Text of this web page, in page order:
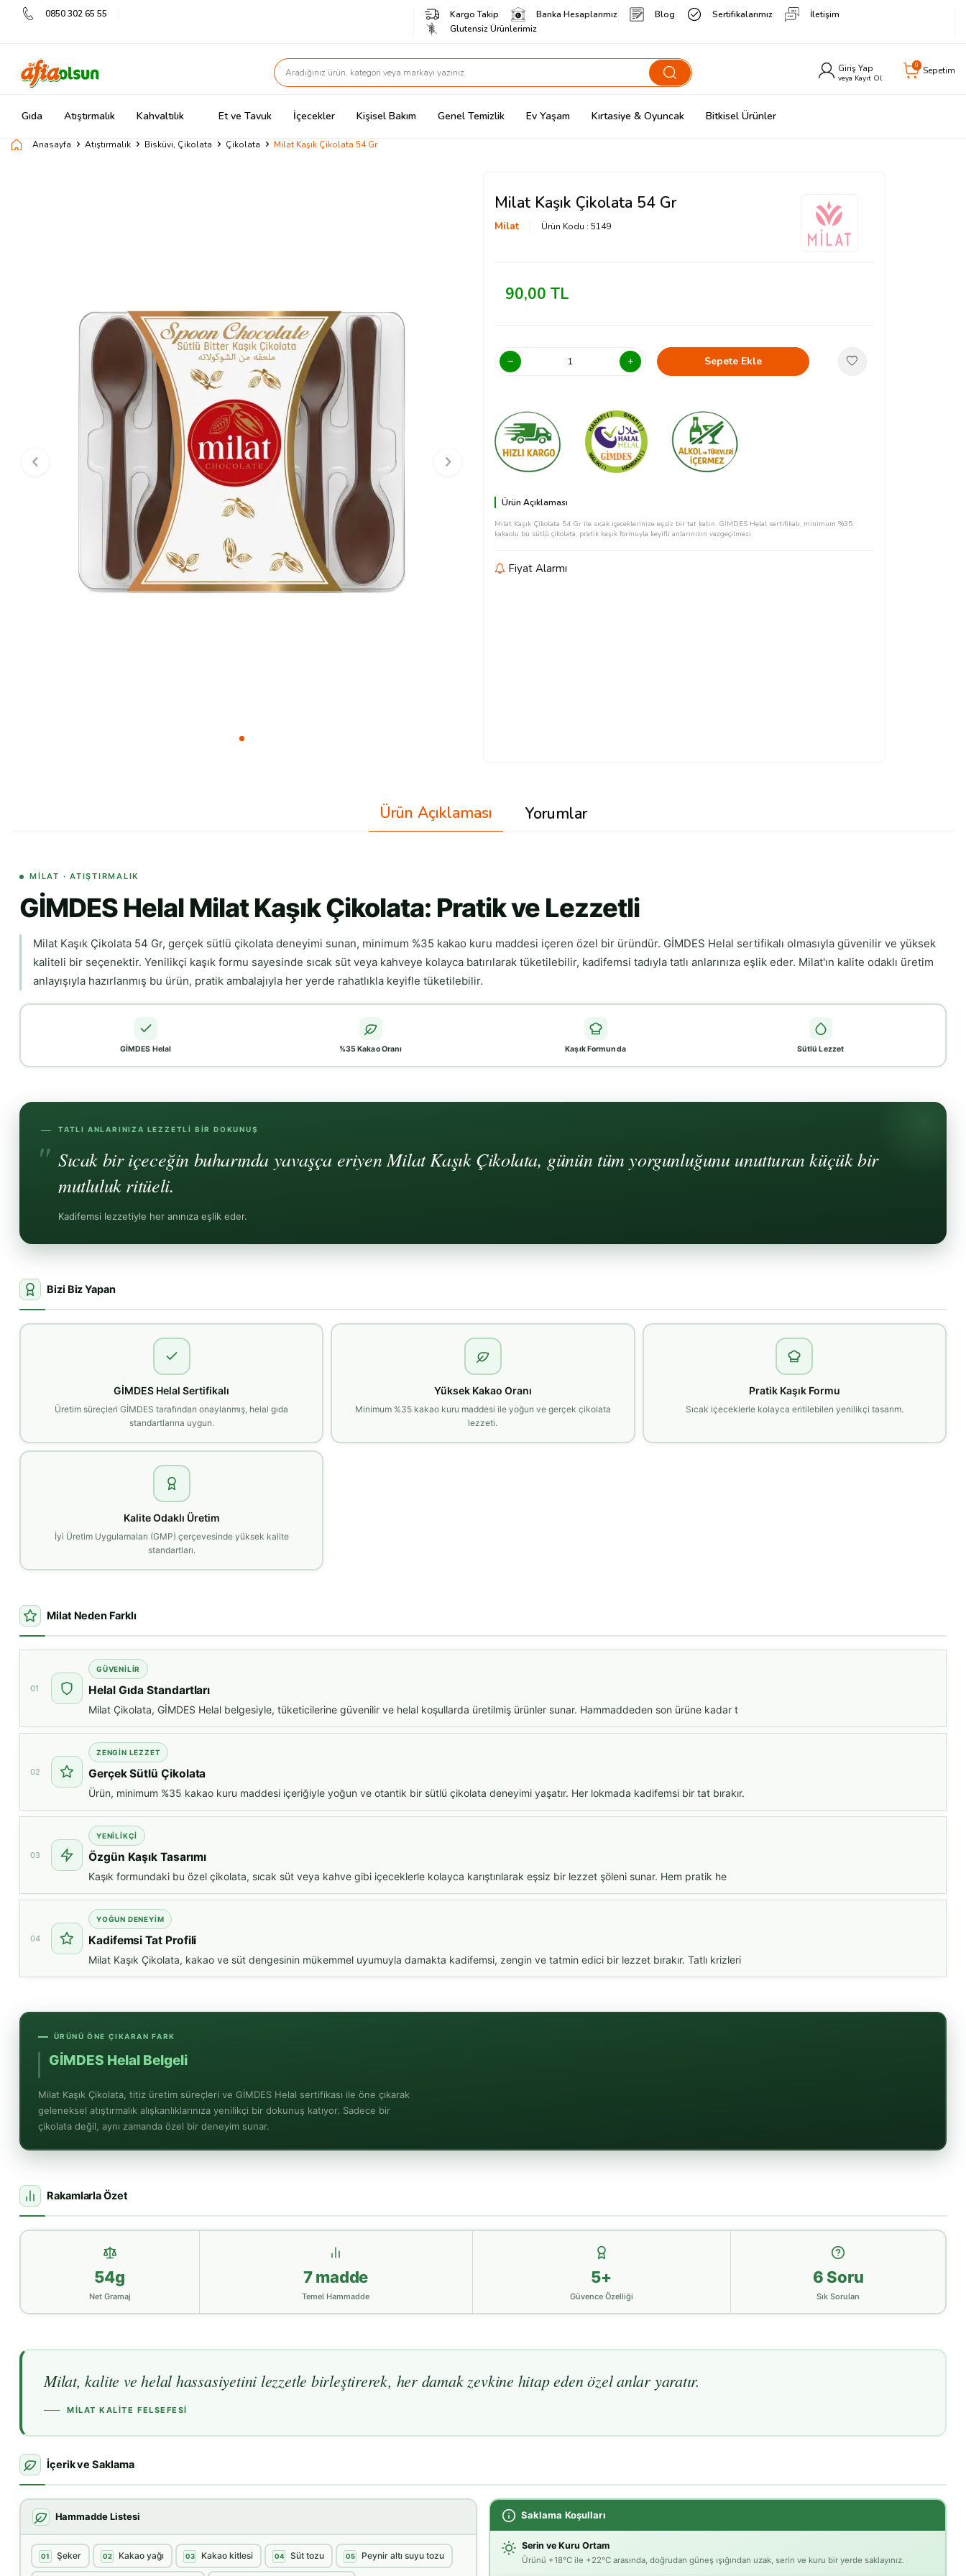
0850 302 65 55 Kargo Takip Banka Hesaplarımız Blog Sertifikalarımız
İletişim
Glutensiz Ürünlerimiz
Giriş Yap
veya Kayıt Ol
0 Sepetim
Gıda Atıştırmalık Kahvaltılık Et ve Tavuk İçecekler Kişisel Bakım Genel Temizlik Ev Yaşam Kırtasiye & Oyuncak Bitkisel Ürünler
Anasayfa Atıştırmalık Bisküvi, Çikolata Çikolata Milat Kaşık Çikolata 54 Gr
Milat Kaşık Çikolata 54 Gr
Milat Ürün Kodu : 5149
90,00 TL
Sepete Ekle
Ürün Açıklaması
Milat Kaşık Çikolata 54 Gr ile sıcak içeceklerinize eşsiz bir tat katın. GİMDES Helal sertifikalı, minimum %35
kakaolu bu sütlü çikolata, pratik kaşık formuyla keyifli anlarınızın vazgeçilmezi.
Fiyat Alarmı
Ürün Açıklaması Yorumlar
MILAT · ATIŞTIRMALIK
GİMDES Helal Milat Kaşık Çikolata: Pratik ve Lezzetli
Milat Kaşık Çikolata 54 Gr, gerçek sütlü çikolata deneyimi sunan, minimum %35 kakao kuru maddesi içeren özel bir üründür. GİMDES Helal sertifikalı olmasıyla güvenilir ve yüksek
kaliteli bir seçenektir. Yenilikçi kaşık formu sayesinde sıcak süt veya kahveye kolayca batırılarak tüketilebilir, kadifemsi tadıyla tatlı anlarınıza eşlik eder. Milat'ın kalite odaklı üretim
anlayışıyla hazırlanmış bu ürün, pratik ambalajıyla her yerde rahatlıkla keyifle tüketilebilir.
GİMDES Helal %35 Kakao Oranı Kaşık Formunda Sütlü Lezzet
TATLI ANLARINIZA LEZZETLI BIR DOKUNUŞ
Sıcak bir içeceğin buharında yavaşça eriyen Milat Kaşık Çikolata, günün tüm yorgunluğunu unutturan küçük bir
mutluluk ritüeli.
Kadifemsi lezzetiyle her anınıza eşlik eder.
Bizi Biz Yapan
GİMDES Helal Sertifikalı
Üretim süreçleri GİMDES tarafından onaylanmış, helal gıda
standartlarına uygun.
Yüksek Kakao Oranı
Minimum %35 kakao kuru maddesi ile yoğun ve gerçek çikolata
lezzeti.
Pratik Kaşık Formu
Sıcak içeceklerle kolayca eritilebilen yenilikçi tasarım.
Kalite Odaklı Üretim
İyi Üretim Uygulamaları (GMP) çerçevesinde yüksek kalite
standartları.
Milat Neden Farklı
01
GÜVENILIR
Helal Gıda Standartları
Milat Çikolata, GİMDES Helal belgesiyle, tüketicilerine güvenilir ve helal koşullarda üretilmiş ürünler sunar. Hammaddeden son ürüne kadar t
02
ZENGIN LEZZET
Gerçek Sütlü Çikolata
Ürün, minimum %35 kakao kuru maddesi içeriğiyle yoğun ve otantik bir sütlü çikolata deneyimi yaşatır. Her lokmada kadifemsi bir tat bırakır.
03
YENILIKÇI
Özgün Kaşık Tasarımı
Kaşık formundaki bu özel çikolata, sıcak süt veya kahve gibi içeceklerle kolayca karıştırılarak eşsiz bir lezzet şöleni sunar. Hem pratik he
04
YOĞUN DENEYIM
Kadifemsi Tat Profili
Milat Kaşık Çikolata, kakao ve süt dengesinin mükemmel uyumuyla damakta kadifemsi, zengin ve tatmin edici bir lezzet bırakır. Tatlı krizleri
ÜRÜNÜ ÖNE ÇIKARAN FARK
GİMDES Helal BelgeliGüvenli Üretim
Milat Kaşık Çikolata, titiz üretim süreçleri ve GİMDES Helal sertifikası ile öne çıkarak
geleneksel atıştırmalık alışkanlıklarınıza yenilikçi bir dokunuş katıyor. Sadece bir
çikolata değil, aynı zamanda özel bir deneyim sunar.
Rakamlarla Özet
54g
Net Gramaj
7 madde
Temel Hammadde
5+
Güvence Özelliği
6 Soru
Sık Sorulan
Milat, kalite ve helal hassasiyetini lezzetle birleştirerek, her damak zevkine hitap eden özel anlar yaratır.
MILAT KALITE FELSEFESI
İçerik ve Saklama
Hammadde Listesi
01 Şeker 02 Kakao yağı 03 Kakao kitlesi 04 Süt tozu 05 Peynir altı suyu tozu
Saklama Koşulları
Serin ve Kuru Ortam
Ürünü +18°C ile +22°C arasında, doğrudan güneş ışığından uzak, serin ve kuru bir yerde saklayınız.